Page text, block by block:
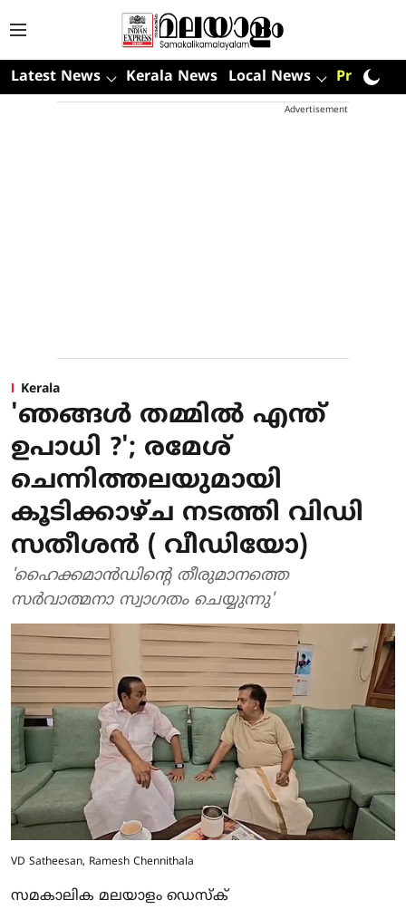
Latest News Kerala News Local News Premium
Advertisement
Kerala
'ഞങ്ങള്‍ തമ്മില്‍ എന്ത്
ഉപാധി ?'; രമേശ്
ചെന്നിത്തലയുമായി
കൂടിക്കാഴ്ച നടത്തി വിഡി
സതീശന്‍ ( വീഡിയോ)
'ഹൈക്കമാന്‍ഡിന്റെ തീരുമാനത്തെ
സര്‍വാത്മനാ സ്വാഗതം ചെയ്യുന്നു'
VD Satheesan, Ramesh Chennithala
സമകാലിക മലയാളം ഡെസ്ക്